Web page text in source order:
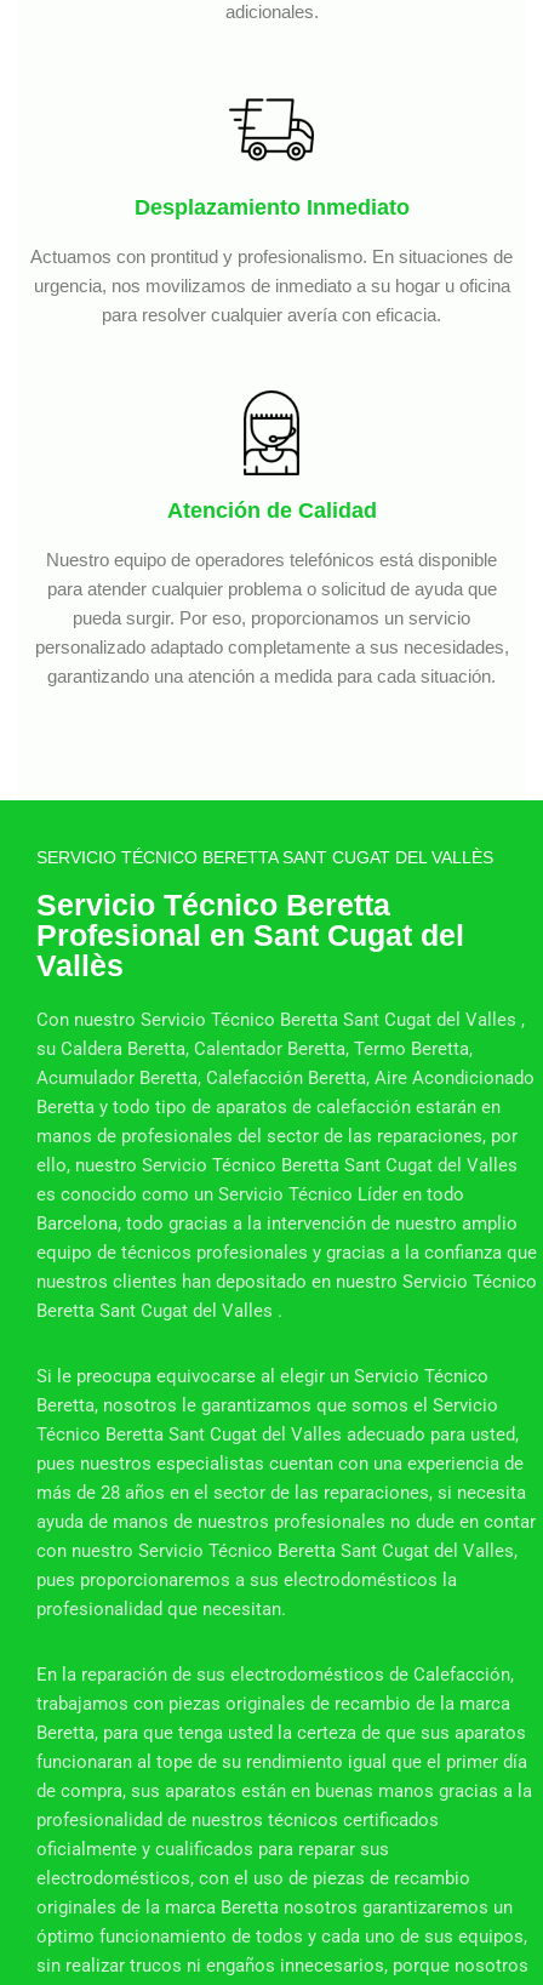
adicionales.
Desplazamiento Inmediato
Actuamos con prontitud y profesionalismo. En situaciones de
urgencia, nos movilizamos de inmediato a su hogar u oficina
para resolver cualquier avería con eficacia.
Atención de Calidad
Nuestro equipo de operadores telefónicos está disponible
para atender cualquier problema o solicitud de ayuda que
pueda surgir. Por eso, proporcionamos un servicio
personalizado adaptado completamente a sus necesidades,
garantizando una atención a medida para cada situación.
SERVICIO TÉCNICO BERETTA SANT CUGAT DEL VALLÈS
Servicio Técnico Beretta
Profesional en Sant Cugat del
Vallès
Con nuestro Servicio Técnico Beretta Sant Cugat del Valles ,
su Caldera Beretta, Calentador Beretta, Termo Beretta,
Acumulador Beretta, Calefacción Beretta, Aire Acondicionado
Beretta y todo tipo de aparatos de calefacción estarán en
manos de profesionales del sector de las reparaciones, por
ello, nuestro Servicio Técnico Beretta Sant Cugat del Valles
es conocido como un Servicio Técnico Líder en todo
Barcelona, todo gracias a la intervención de nuestro amplio
equipo de técnicos profesionales y gracias a la confianza que
nuestros clientes han depositado en nuestro Servicio Técnico
Beretta Sant Cugat del Valles .
Si le preocupa equivocarse al elegir un Servicio Técnico
Beretta, nosotros le garantizamos que somos el Servicio
Técnico Beretta Sant Cugat del Valles adecuado para usted,
pues nuestros especialistas cuentan con una experiencia de
más de 28 años en el sector de las reparaciones, si necesita
ayuda de manos de nuestros profesionales no dude en contar
con nuestro Servicio Técnico Beretta Sant Cugat del Valles,
pues proporcionaremos a sus electrodomésticos la
profesionalidad que necesitan.
En la reparación de sus electrodomésticos de Calefacción,
trabajamos con piezas originales de recambio de la marca
Beretta, para que tenga usted la certeza de que sus aparatos
funcionaran al tope de su rendimiento igual que el primer día
de compra, sus aparatos están en buenas manos gracias a la
profesionalidad de nuestros técnicos certificados
oficialmente y cualificados para reparar sus
electrodomésticos, con el uso de piezas de recambio
originales de la marca Beretta nosotros garantizaremos un
óptimo funcionamiento de todos y cada uno de sus equipos,
sin realizar trucos ni engaños innecesarios, porque nosotros